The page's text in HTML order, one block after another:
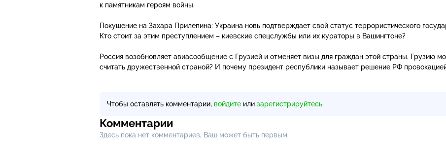
к памятникам героям войны.
Покушение на Захара Прилепина: Украина новь подтверждает свой статус террористического
Кто стоит за этим преступлением – киевские спецслужбы или их кураторы в Вашингтоне?
Россия возобновляет авиасообщение с Грузией и отменяет визы для граждан этой страны. Грузию
считать дружественной страной? И почему президент республики называет решение РФ
Чтобы оставлять комментарии, войдите или зарегистрируйтесь.
Комментарии
Здесь пока нет комментариев, Ваш может быть первым.